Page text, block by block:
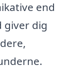
end
giver dig